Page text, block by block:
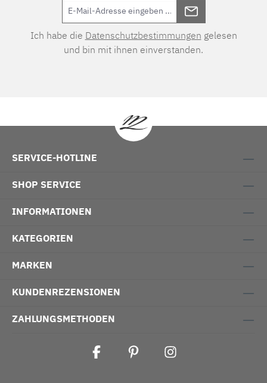
Ich habe die Datenschutzbestimmungen gelesen
und bin mit ihnen einverstanden.
SERVICE-HOTLINE
SHOP SERVICE
INFORMATIONEN
KATEGORIEN
MARKEN
KUNDENREZENSIONEN
ZAHLUNGSMETHODEN